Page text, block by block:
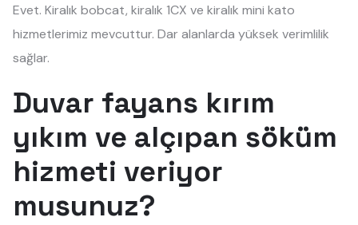
Evet. Kiralık bobcat, kiralık 1CX ve kiralık mini kato
hizmetlerimiz mevcuttur. Dar alanlarda yüksek verimlilik
sağlar.
Duvar fayans kırım
yıkım ve alçıpan söküm
hizmeti veriyor
musunuz?